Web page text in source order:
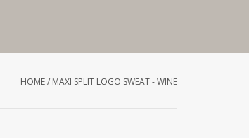
HOME/ MAXI SPLIT LOGO SWEAT - WINE